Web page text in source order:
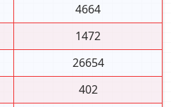
4664
1472
26654
402